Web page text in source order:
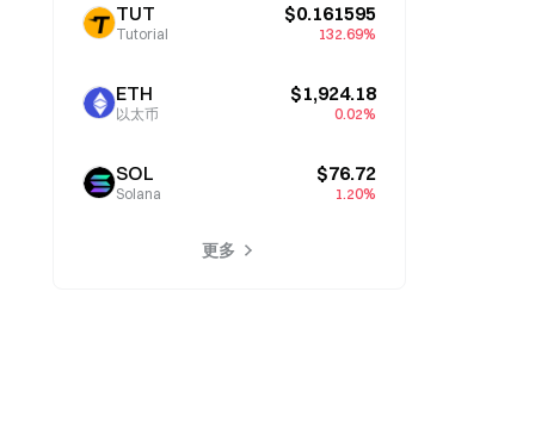
TUT
Tutorial
$0.161595
132.69%
ETH
以太币
$1,924.18
0.02%
SOL
Solana
$76.72
1.20%
更多